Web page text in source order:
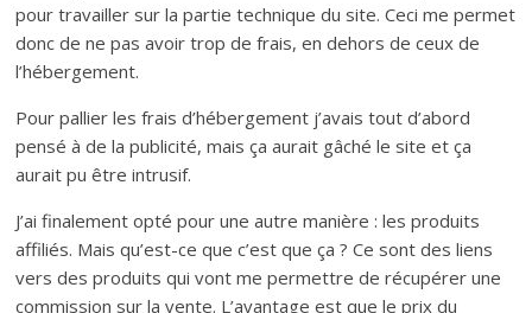
pour travailler sur la partie technique du site. Ceci me permet
donc de ne pas avoir trop de frais, en dehors de ceux de
l’hébergement.
Pour pallier les frais d’hébergement j’avais tout d’abord
pensé à de la publicité, mais ça aurait gâché le site et ça
aurait pu être intrusif.
J’ai finalement opté pour une autre manière : les produits
affiliés. Mais qu’est-ce que c’est que ça ? Ce sont des liens
vers des produits qui vont me permettre de récupérer une
commission sur la vente. L’avantage est que le prix du